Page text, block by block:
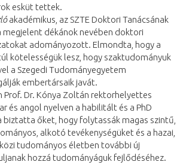
esküt tettek.
akadémikus, az SZTE Doktori Tanácsának
megjelent dékánok nevében doktori
adományozott. Elmondta, hogy a
kötelességük lesz, hogy szaktudományuk
a Szegedi Tudományegyetem
embertársaik javát.
Prof. Dr. Kónya Zoltán rektorhelyettes
és angol nyelven a habilitált és a PhD
biztatta őket, hogy folytassák magas szintű,
alkotó tevékenységüket és a hazai,
tudományos életben további új
hozzá tudományáguk fejlődéséhez.